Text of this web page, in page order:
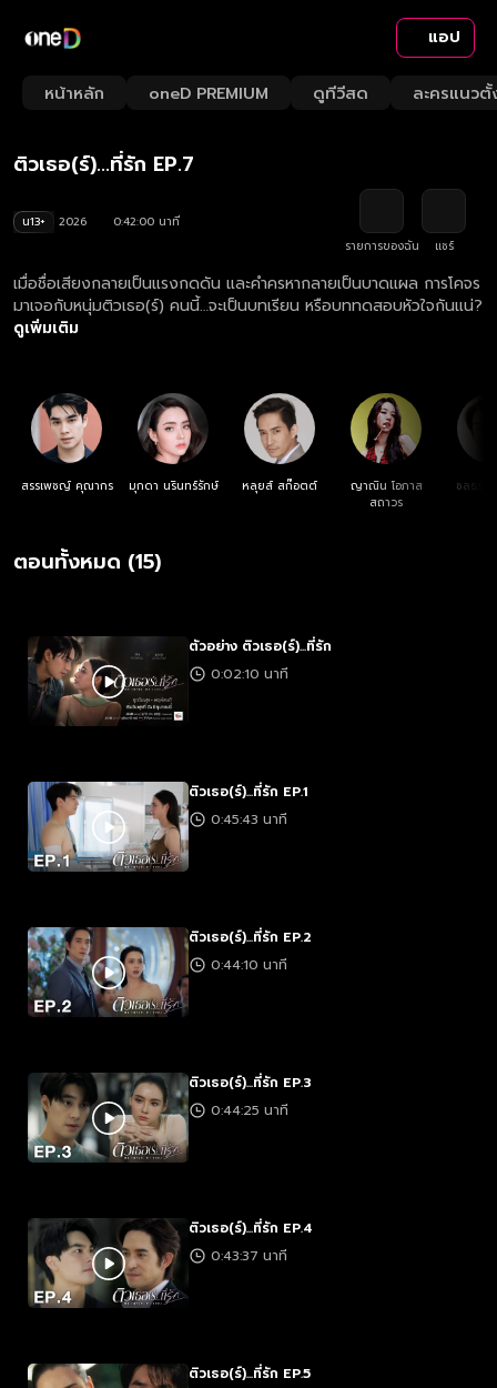
แอป
หน้าหลัก oneD PREMIUM ดูทีวีสด ละครแนวตั้
Video
Loaded:
0.24%
1x
Rate
ติวเธอ(ร์)...ที่รัก EP.7
น13+ 2026
0:42:00 นาที
รายการของฉัน
แชร์
เมื่อชื่อเสียงกลายเป็นแรงกดดัน และคำครหากลายเป็นบาดแผล การโคจร
มาเจอกับหนุ่มติวเธอ(ร์) คนนี้…จะเป็นบทเรียน หรือบททดสอบหัวใจกันแน่?
ดูเพิ่มเติม
สรรเพชญ์ คุณากร มุกดา นรินทร์รักษ์ หลุยส์ สก๊อตต์
ญาณิน โอภาส
สถาวร
ชลธร
ตอนทั้งหมด (15)
ตัวอย่าง ติวเธอ(ร์)...ที่รัก
0:02:10 นาที
ติวเธอ(ร์)...ที่รัก EP.1
0:45:43 นาที
ติวเธอ(ร์)...ที่รัก EP.2
0:44:10 นาที
ติวเธอ(ร์)...ที่รัก EP.3
0:44:25 นาที
ติวเธอ(ร์)...ที่รัก EP.4
0:43:37 นาที
ติวเธอ(ร์)...ที่รัก EP.5